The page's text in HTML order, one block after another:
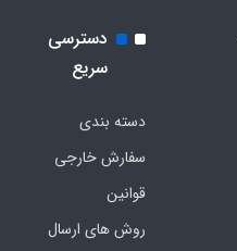
دسترسی
سریع
دسته بندی
سفارش خارجی
قوانین
روش های ارسال